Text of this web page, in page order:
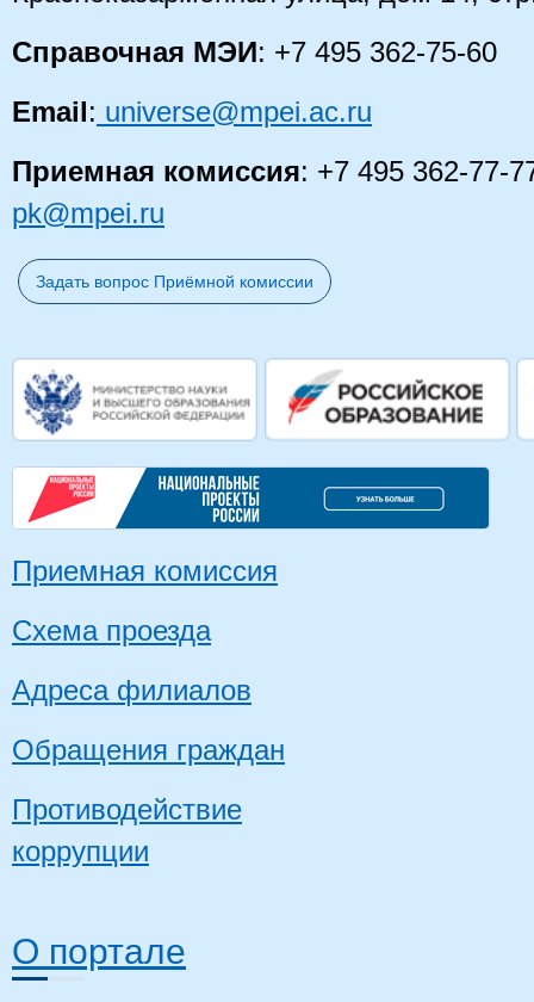
Справочная МЭИ: +7 495 362-75-60
Email: universe@mpei.ac.ru
Приемная комиссия: +7 495 362-77-
pk@mpei.ru
Задать вопрос Приёмной комиссии
Приемная комиссия
Схема проезда
Адреса филиалов
Обращения граждан
Противодействие
коррупции
О портале